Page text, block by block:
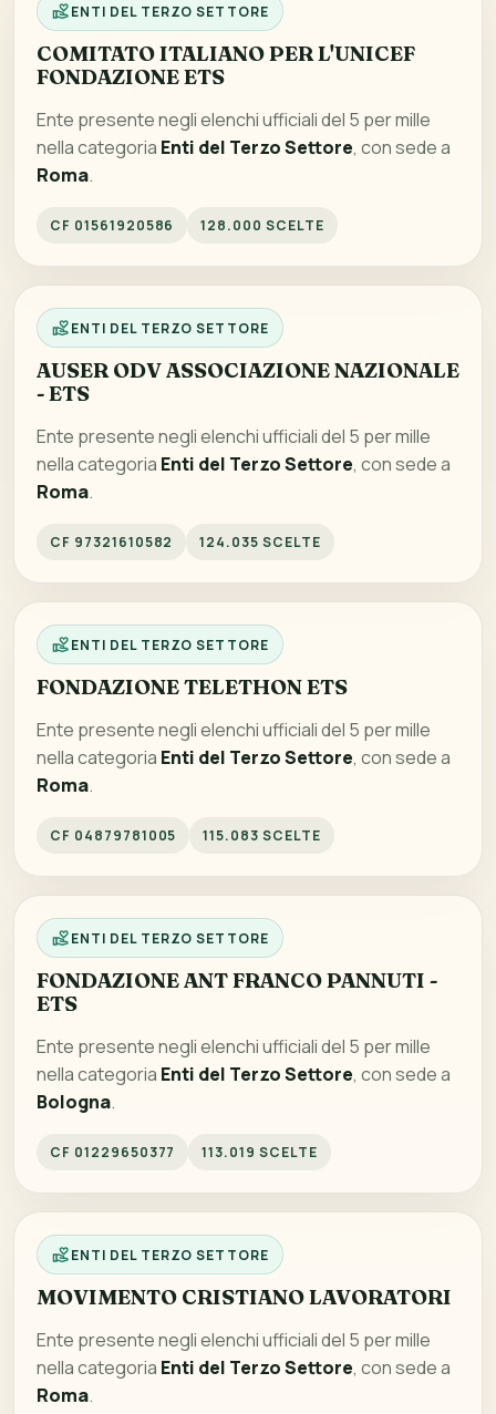
ENTI DEL TERZO SETTORE
COMITATO ITALIANO PER L'UNICEF
FONDAZIONE ETS
Ente presente negli elenchi ufficiali del 5 per mille
nella categoria Enti del Terzo Settore, con sede a
Roma.
CF 01561920586 128.000 SCELTE
ENTI DEL TERZO SETTORE
AUSER ODV ASSOCIAZIONE NAZIONALE
- ETS
Ente presente negli elenchi ufficiali del 5 per mille
nella categoria Enti del Terzo Settore, con sede a
Roma.
CF 97321610582 124.035 SCELTE
ENTI DEL TERZO SETTORE
FONDAZIONE TELETHON ETS
Ente presente negli elenchi ufficiali del 5 per mille
nella categoria Enti del Terzo Settore, con sede a
Roma.
CF 04879781005 115.083 SCELTE
ENTI DEL TERZO SETTORE
FONDAZIONE ANT FRANCO PANNUTI -
ETS
Ente presente negli elenchi ufficiali del 5 per mille
nella categoria Enti del Terzo Settore, con sede a
Bologna.
CF 01229650377 113.019 SCELTE
ENTI DEL TERZO SETTORE
MOVIMENTO CRISTIANO LAVORATORI
Ente presente negli elenchi ufficiali del 5 per mille
nella categoria Enti del Terzo Settore, con sede a
Roma.